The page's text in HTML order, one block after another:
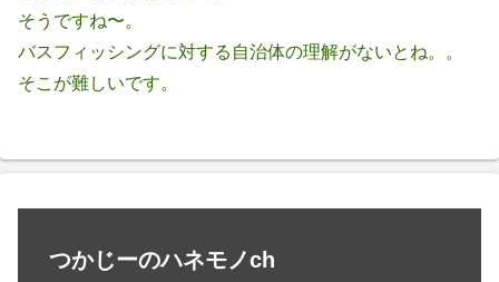
そうですね〜。
バスフィッシングに対する自治体の理解がないとね。。
そこが難しいです。
つかじーのハネモノch